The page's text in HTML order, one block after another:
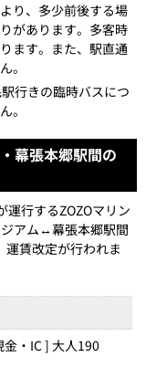
り、多少前後する場
があります。多客時
ます。また、駅直通
。
行きの臨時バスにつ
。
幕張本郷駅間の
行するZOZOマリン
アム↔幕張本郷駅間
賃改定が行われま
・IC ] 大人190